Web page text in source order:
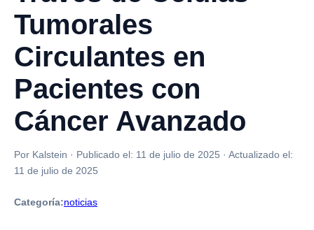
Tumorales
Circulantes en
Pacientes con
Cáncer Avanzado
Por Kalstein · Publicado el: 11 de julio de 2025 · Actualizado el:
11 de julio de 2025
Categoría:noticias